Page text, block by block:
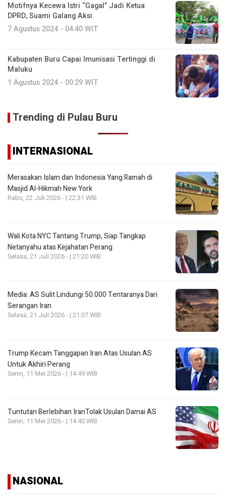
Motifnya Kecewa Istri “Gagal” Jadi Ketua
DPRD, Suami Galang Aksi
7 Agustus 2024 - 04:40 WIT
Kabupaten Buru Capai Imunisasi Tertinggi di
Maluku
1 Agustus 2024 - 00:29 WIT
Trending di Pulau Buru
INTERNASIONAL
Merasakan Islam dan Indonesia Yang Ramah di
Masjid Al-Hikmah New York
Rabu, 22 Juli 2026 - | 22:31 WIB
Wali Kota NYC Tantang Trump, Siap Tangkap
Netanyahu atas Kejahatan Perang
Selasa, 21 Juli 2026 - | 21:20 WIB
Media: AS Sulit Lindungi 50.000 Tentaranya Dari
Serangan Iran
Selasa, 21 Juli 2026 - | 21:07 WIB
Trump Kecam Tanggapan Iran Atas Usulan AS
Untuk Akhiri Perang
Senin, 11 Mei 2026 - | 14:49 WIB
Tuntutan Berlebihan IranTolak Usulan Damai AS
Senin, 11 Mei 2026 - | 14:40 WIB
NASIONAL